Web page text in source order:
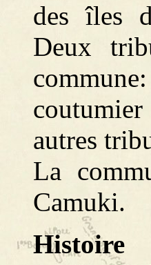
des îles
Deux
autres
La
Camuki.
Histoire